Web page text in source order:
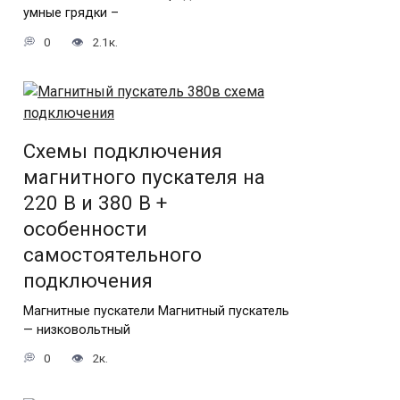
умные грядки –
0 2.1к.
Схемы подключения
магнитного пускателя на
220 В и 380 В +
особенности
самостоятельного
подключения
Магнитные пускатели Магнитный пускатель
— низковольтный
0 2к.